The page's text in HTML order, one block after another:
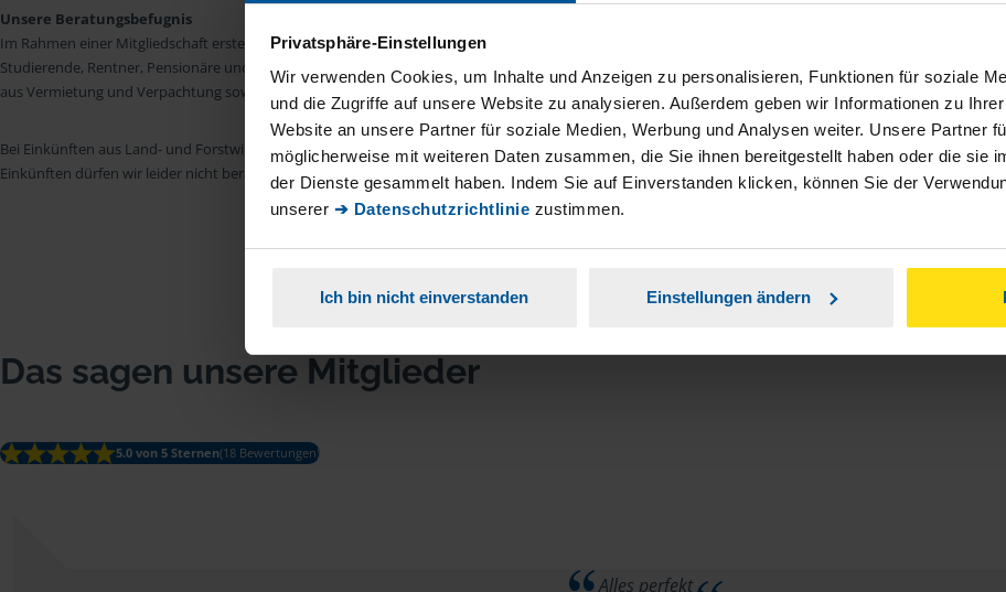
Privatsphäre-Einstellungen
Wir verwenden Cookies, um Inhalte und Anzeigen zu personalisieren, Funktionen für soziale
und die Zugriffe auf unsere Website zu analysieren. Außerdem geben wir Informationen zu
Website an unsere Partner für soziale Medien, Werbung und Analysen weiter. Unsere Partner
möglicherweise mit weiteren Daten zusammen, die Sie ihnen bereitgestellt haben oder die sie
der Dienste gesammelt haben. Indem Sie auf Einverstanden klicken, können Sie der
unserer ➔ Datenschutzrichtlinie zustimmen.
Ich bin nicht einverstanden Einstellungen ändern
Unsere Beratungsbefugnis
Im Rahmen einer Mitgliedschaft erstellen wir die Einkommensteuererklärung für Arbeitnehmer, Beamte, Auszubildende,
Studierende, Rentner, Pensionäre und Unterhaltsempfänger nach § 4 Nr. 11 Steuerberatungsgesetz (StBerG). Auch bei Einkünften
aus Vermietung und Verpachtung sowie Kapitalerträgen sind wir in vielen Fällen der geeignete Dienstleister für Sie.
Bei Einkünften aus Land- und Forstwirtschaft, aus Gewerbebetrieb, aus selbstständiger Tätigkeit und umsatzsteuerpflichtigen
Einkünften dürfen wir leider nicht beraten.
Das sagen unsere Mitglieder
5.0 von 5 Sternen(18 Bewertungen)
Alles perfekt